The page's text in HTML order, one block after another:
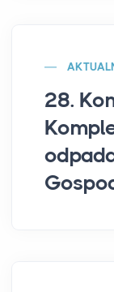
28.